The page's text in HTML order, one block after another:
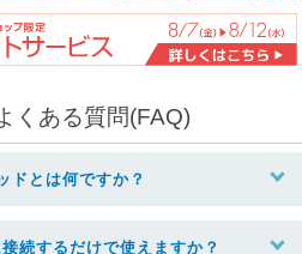
くある質問(FAQ)
ドとは何ですか？
続するだけで使えますか？